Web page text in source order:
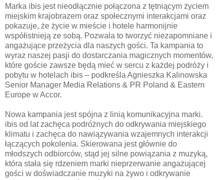
Marka ibis jest nieodłącznie połączona z tętniącym życiem
miejskim krajobrazem oraz społecznymi interakcjami oraz
pokazuje, że życie w mieście i hotele harmonijnie
współistnieją ze sobą. Pozwala to tworzyć niezapomniane i
angażujące przeżycia dla naszych gości. Ta kampania to
wyraz naszej pasji do dostarczania magicznych momentów,
które goście zawsze będą mieć w sercu z każdej podróży i
pobytu w hotelach ibis – podkreśla Agnieszka Kalinowska
Senior Manager Media Relations & PR Poland & Eastern
Europe w Accor.
Nowa kampania jest spójna z linią komunikacyjna marki.
ibis od lat zachęca podróżnych do odkrywania miejskiego
klimatu i zachęca do nawiązywania wzajemnych interakcji
łączących pokolenia. Skierowana jest głównie do
młodszych odbiorców, stąd jej silne powiązania z muzyką,
która stała się rdzeniem marki nieprzerwanie angażującej
gości w doświadczanie muzyki na żywo i odkrywanie